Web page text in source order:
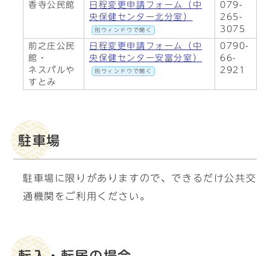
香寺公民館
日程変更申請フォーム（中
央保健センター北分室）
別ウィンドウで開く
079-
265-
3075
前之庄公民
館・
ネスパルや
すとみ
日程変更申請フォーム（中
央保健センター安富分室）
別ウィンドウで開く
0790-
66-
2921
駐車場
駐車場に限りがありますので、できるだけ公共交
通機関をご利用ください。